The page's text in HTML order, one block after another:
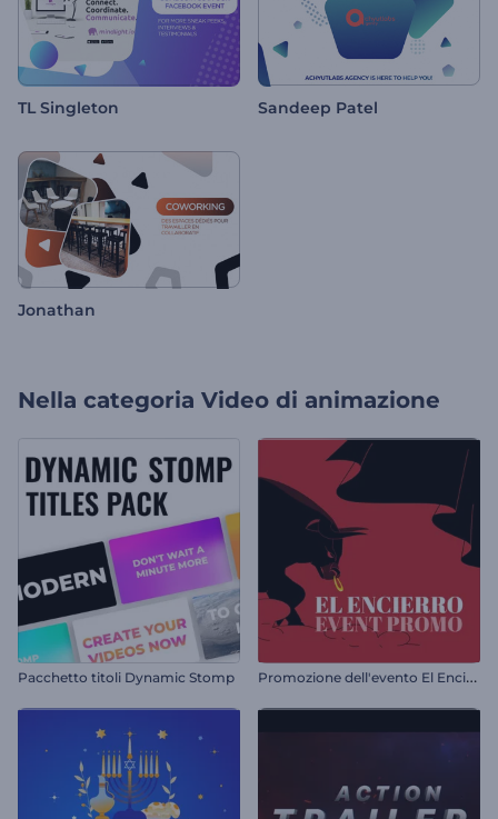
TL Singleton Sandeep Patel
Jonathan
Nella categoria Video di animazione
Pacchetto titoli Dynamic Stomp P
romozione dell'evento El Encierro